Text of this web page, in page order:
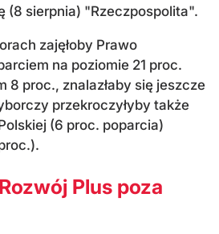
(8 sierpnia) "Rzeczpospolita".
zajęłoby Prawo
na poziomie 21 proc.
8 proc., znalazłaby się jeszcze
przekroczyłyby także
(6 proc. poparcia)
Plus poza